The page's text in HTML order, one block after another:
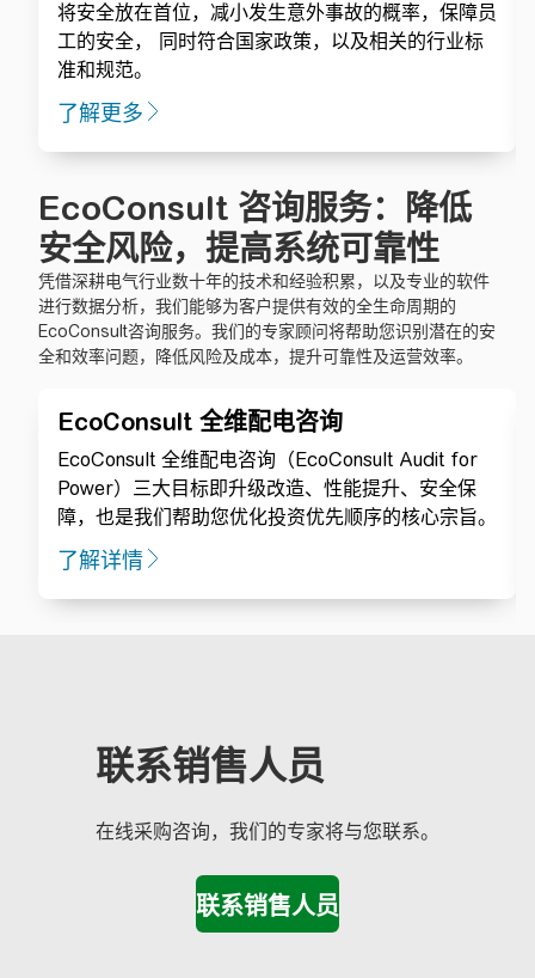
将安全放在首位，减小发生意外事故的概率，保障员
工的安全， 同时符合国家政策，以及相关的行业标
准和规范。
了解更多
EcoConsult 咨询服务：降低
安全风险，提高系统可靠性
凭借深耕电气行业数十年的技术和经验积累，以及专业的软件
进行数据分析，我们能够为客户提供有效的全生命周期的
EcoConsult咨询服务。我们的专家顾问将帮助您识别潜在的安
全和效率问题，降低风险及成本，提升可靠性及运营效率。
EcoConsult 全维配电咨询
EcoConsult 全维配电咨询（EcoConsult Audit for
Power）三大目标即升级改造、性能提升、安全保
障，也是我们帮助您优化投资优先顺序的核心宗旨。
了解详情
联系销售人员
在线采购咨询，我们的专家将与您联系。